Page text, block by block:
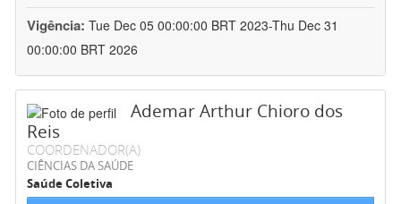
Vigência: Tue Dec 05 00:00:00 BRT 2023-Thu Dec 31
00:00:00 BRT 2026
Ademar Arthur Chioro dos
Reis
COORDENADOR(A)
CIÊNCIAS DA SAÚDE
Saúde Coletiva